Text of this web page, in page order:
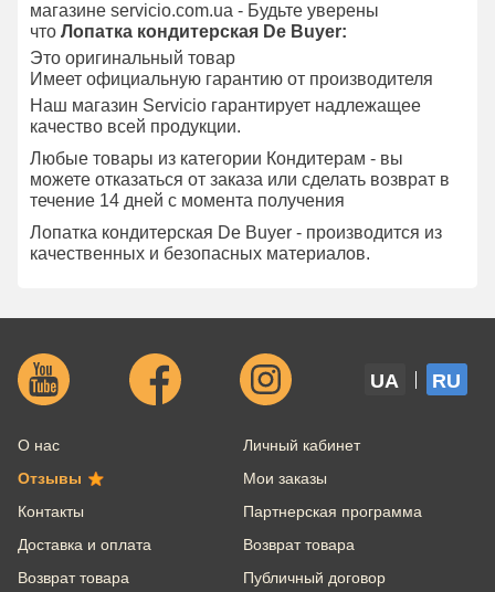
магазине servicio.com.ua - Будьте уверены
что Лопатка кондитерская De Buyer:
Это оригинальный товар
Имеет официальную гарантию от производителя
Наш магазин Servicio гарантирует надлежащее
качество всей продукции.
Любые товары из категории Кондитерам - вы
можете отказаться от заказа или сделать возврат в
течение 14 дней с момента получения
Лопатка кондитерская De Buyer - производится из
качественных и безопасных материалов.
UA RU
О нас
Отзывы
Контакты
Доставка и оплата
Возврат товара
Личный кабинет
Мои заказы
Партнерская программа
Возврат товара
Публичный договор